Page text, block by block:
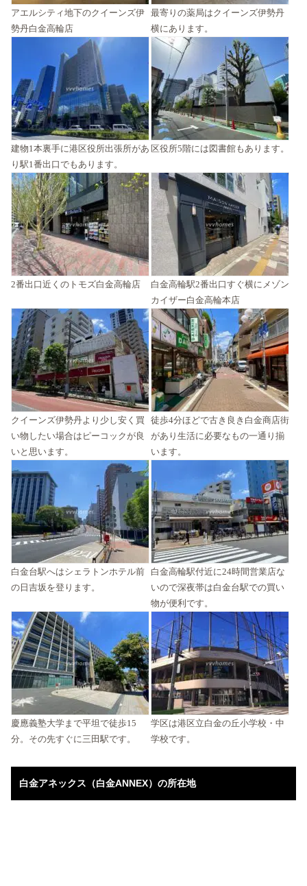
アエルシティ地下のクイーンズ伊
勢丹白金高輪店
最寄りの薬局はクイーンズ伊勢丹
横にあります。
建物1本裏手に港区役所出張所があ
り駅1番出口でもあります。
区役所5階には図書館もあります。
2番出口近くのトモズ白金高輪店
白金高輪駅2番出口すぐ横にメゾン
カイザー白金高輪本店
クイーンズ伊勢丹より少し安く買
い物したい場合はピーコックが良
いと思います。
徒歩4分ほどで古き良き白金商店街
があり生活に必要なもの一通り揃
います。
白金台駅へはシェラトンホテル前
の日吉坂を登ります。
白金高輪駅付近に24時間営業店な
いので深夜帯は白金台駅での買い
物が便利です。
慶應義塾大学まで平坦で徒歩15
分。その先すぐに三田駅です。
学区は港区立白金の丘小学校・中
学校です。
白金アネックス（白金ANNEX）の所在地